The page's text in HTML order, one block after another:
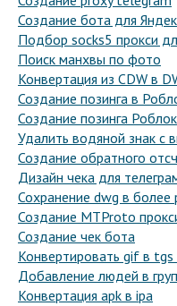
Создание бота для
Подбор socks5 прокси
Поиск манхвы по фото
Конвертация из CDW в
Создание позинга в
Создание позинга
Удалить водяной знак с
Создание обратного
Дизайн чека для
Сохранение dwg в
Создание MTProto
Создание чек бота
Конвертировать gif в tgs
Добавление людей в
Конвертация apk в ipa